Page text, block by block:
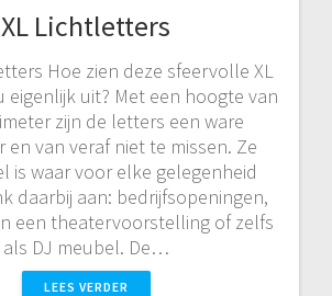
XL Lichtletters
Hoe zien deze sfeervolle XL
eigenlijk uit? Met een hoogte van
zijn de letters een ware
en van veraf niet te missen. Ze
is waar voor elke gelegenheid
daarbij aan: bedrijfsopeningen,
een theatervoorstelling of zelfs
als DJ meubel. De…
LEES VERDER